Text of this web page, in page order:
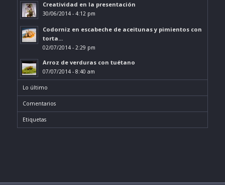
Creatividad en la presentación
30/06/2014 - 4:12 pm
Codorniz en escabeche de aceitunas y pimientos con
torta...
02/07/2014 - 2:29 pm
Arroz de verduras con tuétano
07/07/2014 - 8:40 am
Lo último
Comentarios
Etiquetas